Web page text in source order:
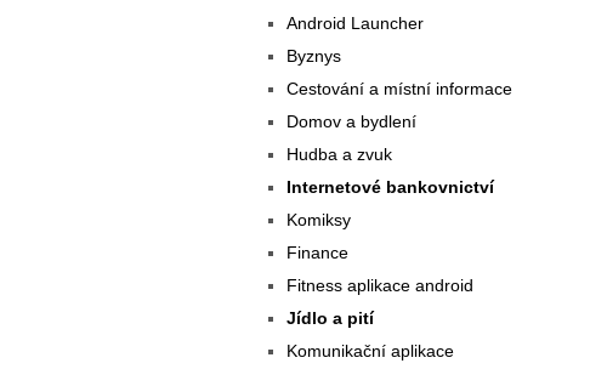
Android Launcher
Byznys
Cestování a místní informace
Domov a bydlení
Hudba a zvuk
Internetové bankovnictví
Komiksy
Finance
Fitness aplikace android
Jídlo a pití
Komunikační aplikace